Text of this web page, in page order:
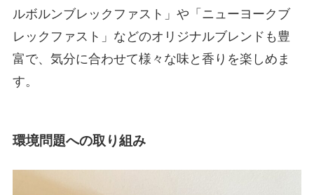
ルボルンブレックファスト」や「ニューヨークブ
レックファスト」などのオリジナルブレンドも豊
富で、気分に合わせて様々な味と香りを楽しめま
す。
環境問題への取り組み